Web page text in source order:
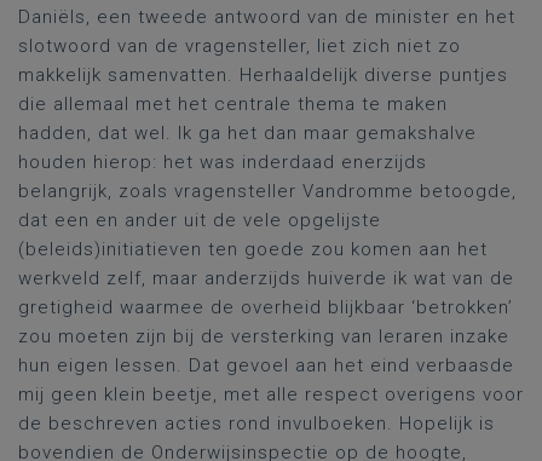
Daniëls, een tweede antwoord van de minister en het
slotwoord van de vragensteller, liet zich niet zo
makkelijk samenvatten. Herhaaldelijk diverse puntjes
die allemaal met het centrale thema te maken
hadden, dat wel. Ik ga het dan maar gemakshalve
houden hierop: het was inderdaad enerzijds
belangrijk, zoals vragensteller Vandromme betoogde,
dat een en ander uit de vele opgelijste
(beleids)initiatieven ten goede zou komen aan het
werkveld zelf, maar anderzijds huiverde ik wat van de
gretigheid waarmee de overheid blijkbaar ‘betrokken’
zou moeten zijn bij de versterking van leraren inzake
hun eigen lessen. Dat gevoel aan het eind verbaasde
mij geen klein beetje, met alle respect overigens voor
de beschreven acties rond invulboeken. Hopelijk is
bovendien de Onderwijsinspectie op de hoogte,